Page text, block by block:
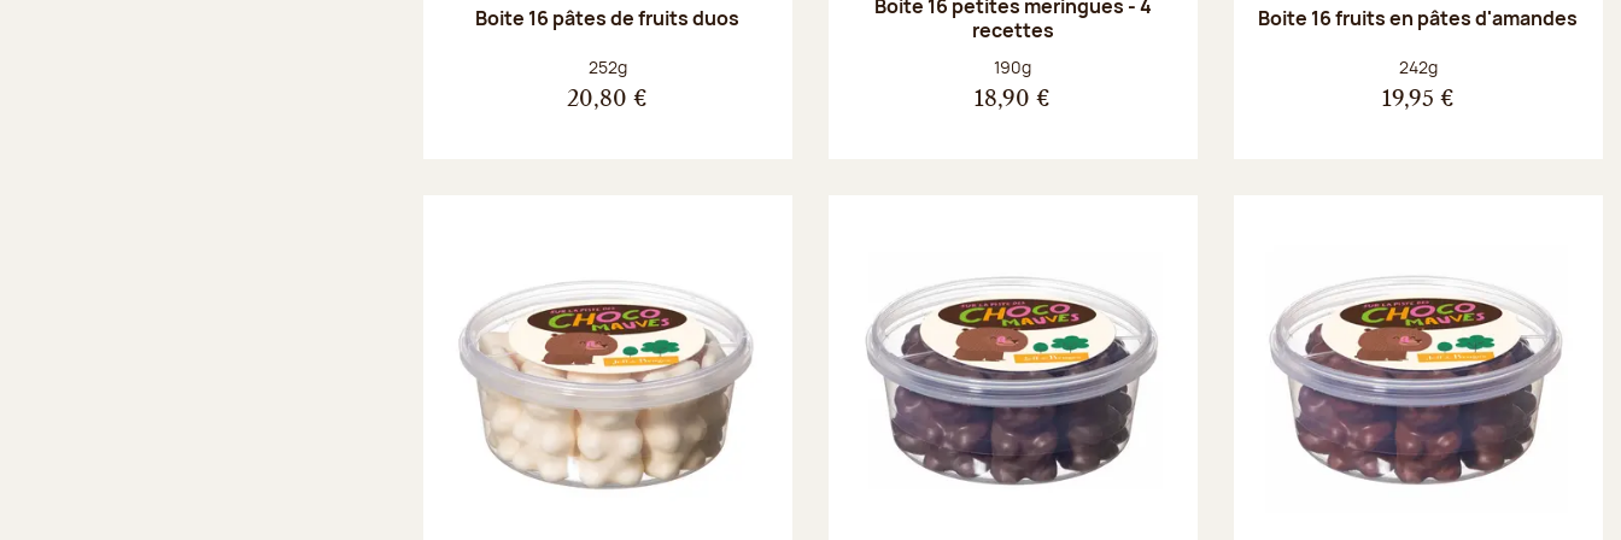
Boite 16 pâtes de fruits duos
Poids net :
252g
20,80 €
Boite 16 petites meringues - 4
recettes
Poids net :
190g
18,90 €
Boite 16 fruits en pâtes d'amandes
Poids net :
242g
19,95 €